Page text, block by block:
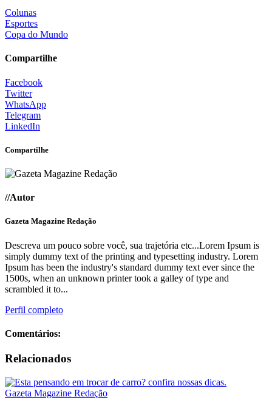
Colunas
Esportes
Copa do Mundo
Compartilhe
Facebook
Twitter
WhatsApp
Telegram
LinkedIn
Compartilhe
//Autor
Gazeta Magazine Redação
Descreva um pouco sobre você, sua trajetória etc...Lorem Ipsum is
simply dummy text of the printing and typesetting industry. Lorem
Ipsum has been the industry's standard dummy text ever since the
1500s, when an unknown printer took a galley of type and
scrambled it to...
Perfil completo
Comentários:
Relacionados
Gazeta Magazine Redação